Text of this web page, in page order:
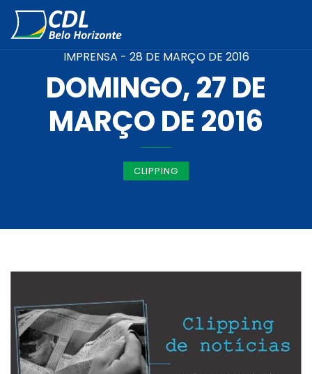
IMPRENSA - 28 DE MARÇO DE 2016
DOMINGO, 27 DE
MARÇO DE 2016
CLIPPING